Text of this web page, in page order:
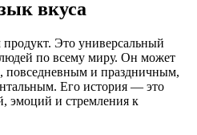
вкуса
Это универсальный
по всему миру. Он может
и праздничным,
Его история — это
эмоций и стремления к